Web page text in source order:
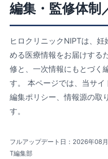
編集・監修体制
ヒロクリニックNIPTは、
める医療情報をお届けする
修と、一次情報にもとづく
す。 本ページでは、当サイ
編集ポリシー、情報源の取
す。
フルアップデート日：2026年08
T編集部